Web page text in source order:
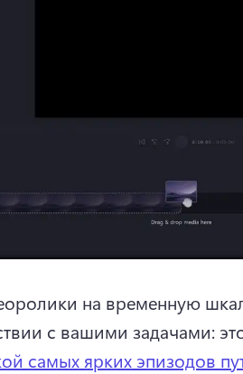
на временную
с вашими задачами:
самых ярких эпизодов